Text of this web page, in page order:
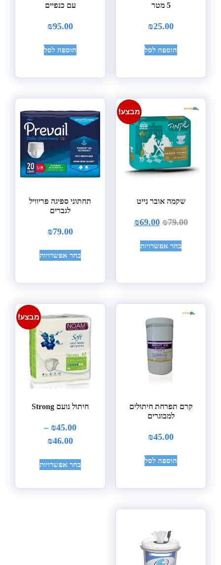
5 מטר
₪25.00
הוספה לסל
עם כנפיים
₪95.00
הוספה לסל
מבצע!
שקמה אובר נייט
₪79.00
₪69.00
בחר אפשרויות
תחתוני ספיגה פריוויל
לגברים
₪79.00
בחר אפשרויות
קרם תפרחת חיתולים
למבוגרים
₪45.00
הוספה לסל
מבצע!
חיתול נועם Strong
₪45.00
–
₪46.00
בחר אפשרויות